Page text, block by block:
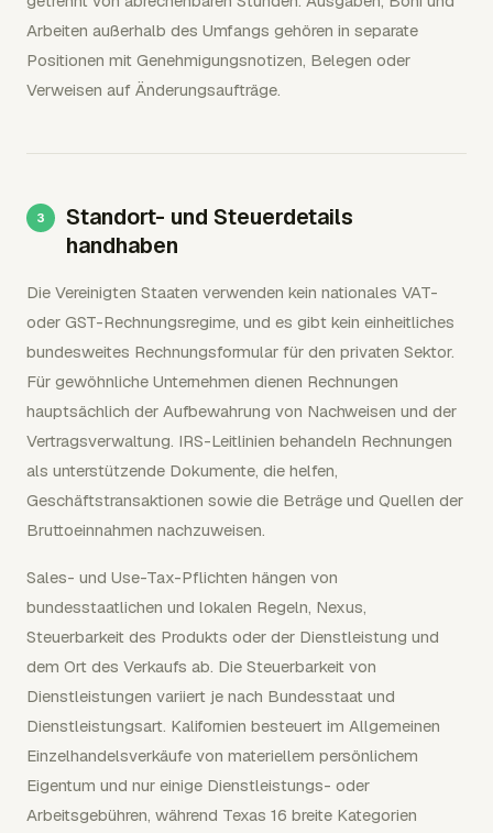
Arbeiten außerhalb des Umfangs gehören in separate
Positionen mit Genehmigungsnotizen, Belegen oder
Verweisen auf Änderungsaufträge.
Standort- und Steuerdetails
handhaben
Die Vereinigten Staaten verwenden kein nationales VAT-
oder GST-Rechnungsregime, und es gibt kein einheitliches
bundesweites Rechnungsformular für den privaten Sektor.
Für gewöhnliche Unternehmen dienen Rechnungen
hauptsächlich der Aufbewahrung von Nachweisen und der
Vertragsverwaltung. IRS-Leitlinien behandeln Rechnungen
als unterstützende Dokumente, die helfen,
Geschäftstransaktionen sowie die Beträge und Quellen der
Bruttoeinnahmen nachzuweisen.
Sales- und Use-Tax-Pflichten hängen von
bundesstaatlichen und lokalen Regeln, Nexus,
Steuerbarkeit des Produkts oder der Dienstleistung und
dem Ort des Verkaufs ab. Die Steuerbarkeit von
Dienstleistungen variiert je nach Bundesstaat und
Dienstleistungsart. Kalifornien besteuert im Allgemeinen
Einzelhandelsverkäufe von materiellem persönlichem
Eigentum und nur einige Dienstleistungs- oder
Arbeitsgebühren, während Texas 16 breite Kategorien